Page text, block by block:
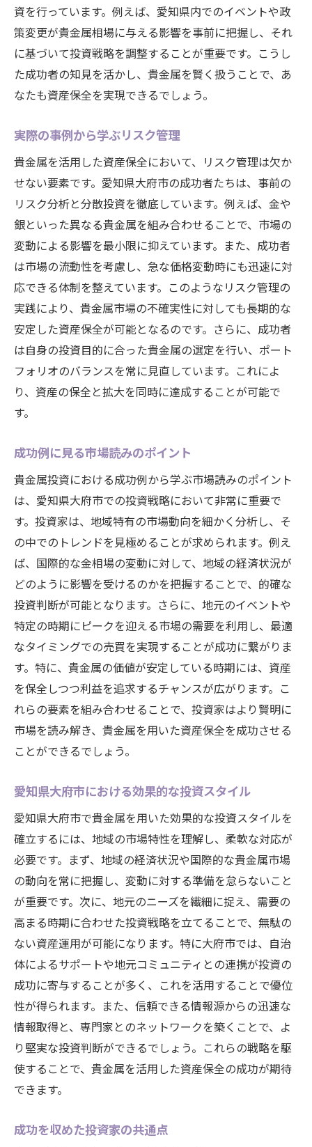
資を行っています。例えば、愛知県内でのイベントや政
策変更が貴金属相場に与える影響を事前に把握し、それ
に基づいて投資戦略を調整することが重要です。こうし
た成功者の知見を活かし、貴金属を賢く扱うことで、あ
なたも資産保全を実現できるでしょう。
実際の事例から学ぶリスク管理
貴金属を活用した資産保全において、リスク管理は欠か
せない要素です。愛知県大府市の成功者たちは、事前の
リスク分析と分散投資を徹底しています。例えば、金や
銀といった異なる貴金属を組み合わせることで、市場の
変動による影響を最小限に抑えています。また、成功者
は市場の流動性を考慮し、急な価格変動時にも迅速に対
応できる体制を整えています。このようなリスク管理の
実践により、貴金属市場の不確実性に対しても長期的な
安定した資産保全が可能となるのです。さらに、成功者
は自身の投資目的に合った貴金属の選定を行い、ポート
フォリオのバランスを常に見直しています。これによ
り、資産の保全と拡大を同時に達成することが可能で
す。
成功例に見る市場読みのポイント
貴金属投資における成功例から学ぶ市場読みのポイント
は、愛知県大府市での投資戦略において非常に重要で
す。投資家は、地域特有の市場動向を細かく分析し、そ
の中でのトレンドを見極めることが求められます。例え
ば、国際的な金相場の変動に対して、地域の経済状況が
どのように影響を受けるのかを把握することで、的確な
投資判断が可能となります。さらに、地元のイベントや
特定の時期にピークを迎える市場の需要を利用し、最適
なタイミングでの売買を実現することが成功に繋がりま
す。特に、貴金属の価値が安定している時期には、資産
を保全しつつ利益を追求するチャンスが広がります。こ
れらの要素を組み合わせることで、投資家はより賢明に
市場を読み解き、貴金属を用いた資産保全を成功させる
ことができるでしょう。
愛知県大府市における効果的な投資スタイル
愛知県大府市で貴金属を用いた効果的な投資スタイルを
確立するには、地域の市場特性を理解し、柔軟な対応が
必要です。まず、地域の経済状況や国際的な貴金属市場
の動向を常に把握し、変動に対する準備を怠らないこと
が重要です。次に、地元のニーズを繊細に捉え、需要の
高まる時期に合わせた投資戦略を立てることで、無駄の
ない資産運用が可能になります。特に大府市では、自治
体によるサポートや地元コミュニティとの連携が投資の
成功に寄与することが多く、これを活用することで優位
性が得られます。また、信頼できる情報源からの迅速な
情報取得と、専門家とのネットワークを築くことで、よ
り堅実な投資判断ができるでしょう。これらの戦略を駆
使することで、貴金属を活用した資産保全の成功が期待
できます。
成功を収めた投資家の共通点